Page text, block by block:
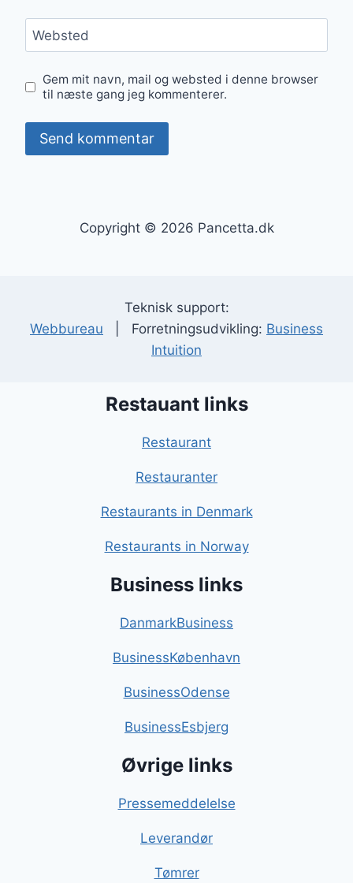
Websted
Gem mit navn, mail og websted i denne browser
til næste gang jeg kommenterer.
Copyright © 2026 Pancetta.dk
Teknisk support:
Webbureau | Forretningsudvikling: Business
Intuition
Restauant links
Restaurant
Restauranter
Restaurants in Denmark
Restaurants in Norway
Business links
DanmarkBusiness
BusinessKøbenhavn
BusinessOdense
BusinessEsbjerg
Øvrige links
Pressemeddelelse
Leverandør
Tømrer